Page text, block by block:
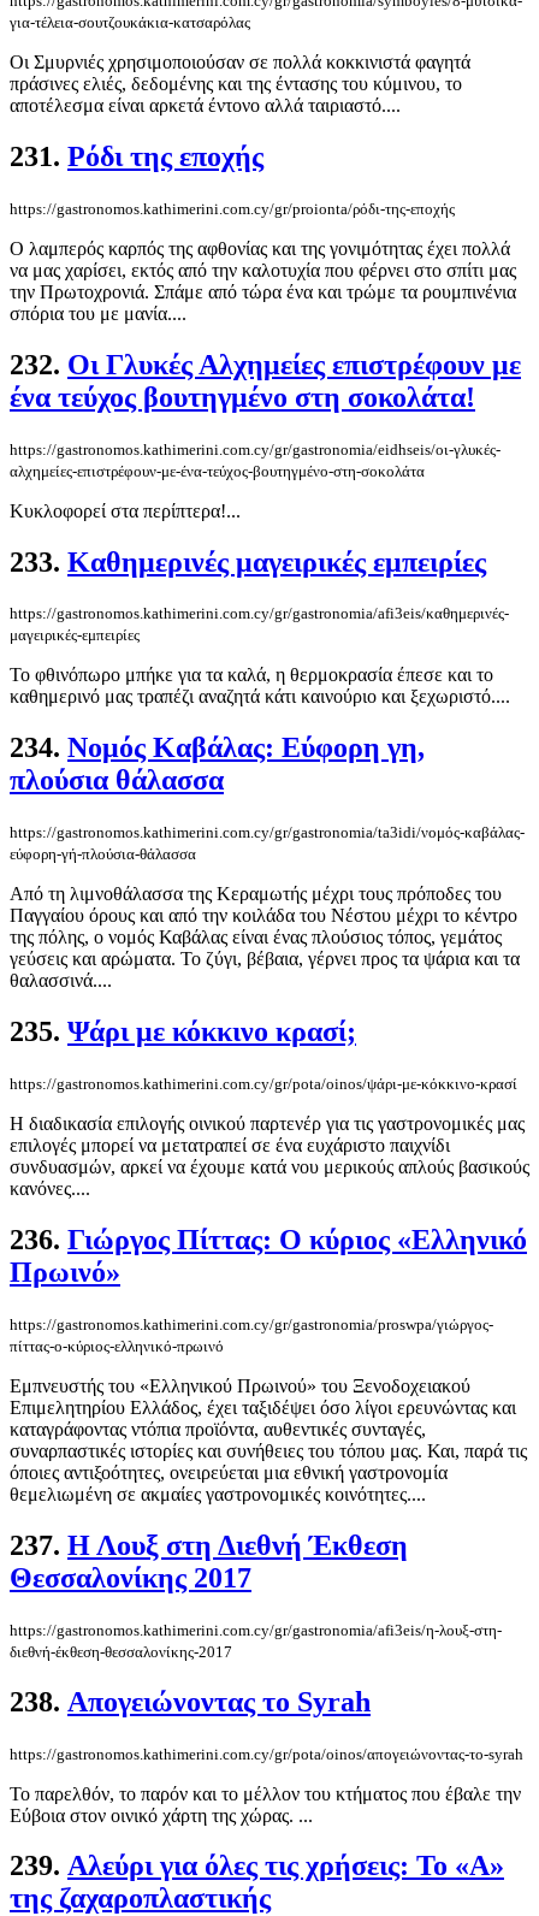
για-τέλεια-σουτζουκάκια-κατσαρόλας
Οι Σμυρνιές χρησιμοποιούσαν σε πολλά κοκκινιστά φαγητά
πράσινες ελιές, δεδομένης και της έντασης του κύμινου, το
αποτέλεσμα είναι αρκετά έντονο αλλά ταιριαστό....
231. Ρόδι της εποχής
https://gastronomos.kathimerini.com.cy/gr/proionta/ρόδι-της-εποχής
Ο λαμπερός καρπός της αφθονίας και της γονιμότητας έχει πολλά
να μας χαρίσει, εκτός από την καλοτυχία που φέρνει στο σπίτι μας
την Πρωτοχρονιά. Σπάμε από τώρα ένα και τρώμε τα ρουμπινένια
σπόρια του με μανία....
232. Οι Γλυκές Αλχημείες επιστρέφουν με
ένα τεύχος βουτηγμένο στη σοκολάτα!
https://gastronomos.kathimerini.com.cy/gr/gastronomia/eidhseis/οι-γλυκές-
αλχημείες-επιστρέφουν-με-ένα-τεύχος-βουτηγμένο-στη-σοκολάτα
Κυκλοφορεί στα περίπτερα!...
233. Καθημερινές μαγειρικές εμπειρίες
https://gastronomos.kathimerini.com.cy/gr/gastronomia/afi3eis/καθημερινές-
μαγειρικές-εμπειρίες
Το φθινόπωρο μπήκε για τα καλά, η θερμοκρασία έπεσε και το
καθημερινό μας τραπέζι αναζητά κάτι καινούριο και ξεχωριστό....
234. Νομός Καβάλας: Εύφορη γη,
πλούσια θάλασσα
https://gastronomos.kathimerini.com.cy/gr/gastronomia/ta3idi/νομός-καβάλας-
εύφορη-γή-πλούσια-θάλασσα
Από τη λιμνοθάλασσα της Κεραμωτής μέχρι τους πρόποδες του
Παγγαίου όρους και από την κοιλάδα του Νέστου μέχρι το κέντρο
της πόλης, ο νομός Καβάλας είναι ένας πλούσιος τόπος, γεμάτος
γεύσεις και αρώματα. Το ζύγι, βέβαια, γέρνει προς τα ψάρια και τα
θαλασσινά....
235. Ψάρι με κόκκινο κρασί;
https://gastronomos.kathimerini.com.cy/gr/pota/oinos/ψάρι-με-κόκκινο-κρασί
Η διαδικασία επιλογής οινικού παρτενέρ για τις γαστρονομικές μας
επιλογές μπορεί να μετατραπεί σε ένα ευχάριστο παιχνίδι
συνδυασμών, αρκεί να έχουμε κατά νου μερικούς απλούς βασικούς
κανόνες....
236. Γιώργος Πίττας: Ο κύριος «Ελληνικό
Πρωινό»
https://gastronomos.kathimerini.com.cy/gr/gastronomia/proswpa/γιώργος-
πίττας-ο-κύριος-ελληνικό-πρωινό
Εμπνευστής του «Ελληνικού Πρωινού» του Ξενοδοχειακού
Επιμελητηρίου Ελλάδος, έχει ταξιδέψει όσο λίγοι ερευνώντας και
καταγράφοντας ντόπια προϊόντα, αυθεντικές συνταγές,
συναρπαστικές ιστορίες και συνήθειες του τόπου μας. Και, παρά τις
όποιες αντιξοότητες, ονειρεύεται μια εθνική γαστρονομία
θεμελιωμένη σε ακμαίες γαστρονομικές κοινότητες....
237. Η Λουξ στη Διεθνή Έκθεση
Θεσσαλονίκης 2017
https://gastronomos.kathimerini.com.cy/gr/gastronomia/afi3eis/η-λουξ-στη-
διεθνή-έκθεση-θεσσαλονίκης-2017
238. Απογειώνοντας το Syrah
https://gastronomos.kathimerini.com.cy/gr/pota/oinos/απογειώνοντας-το-syrah
Το παρελθόν, το παρόν και το μέλλον του κτήματος που έβαλε την
Εύβοια στον οινικό χάρτη της χώρας. ...
239. Αλεύρι για όλες τις χρήσεις: Το «Α»
της ζαχαροπλαστικής